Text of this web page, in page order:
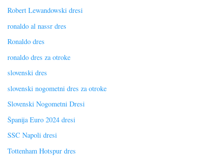
Robert Lewandowski dresi
ronaldo al nassr dres
Ronaldo dres
ronaldo dres za otroke
slovenski dres
slovenski nogometni dres za otroke
Slovenski Nogometni Dresi
Španija Euro 2024 dresi
SSC Napoli dresi
Tottenham Hotspur dres